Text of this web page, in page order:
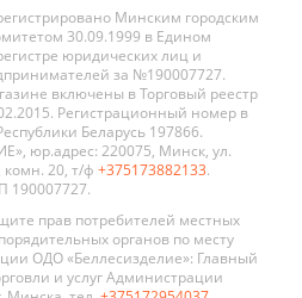
Минским городским
30.09.1999 в Едином
юридических лиц и
за №190007727.
включены в Торговый реестр
Регистрационный номер в
Беларусь 197866.
юр.адрес: 220075, Минск, ул.
20, т/ф +375173882133.
190007727.
прав потребителей местных
органов по месту
ОДО «Беллесизделие»: Главный
и услуг Администрации